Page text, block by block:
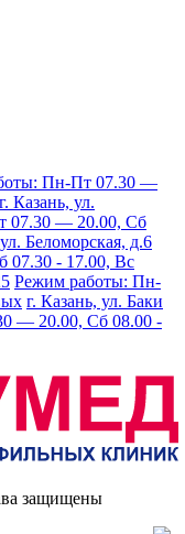
Пн-Пт 07.30 —
г. Казань, ул.
07.30 — 20.00, Сб
Беломорская, д.6
- 17.00, Вс
Режим работы: Пн-
г. Казань, ул. Баки
— 20.00, Сб 08.00 -
защищены